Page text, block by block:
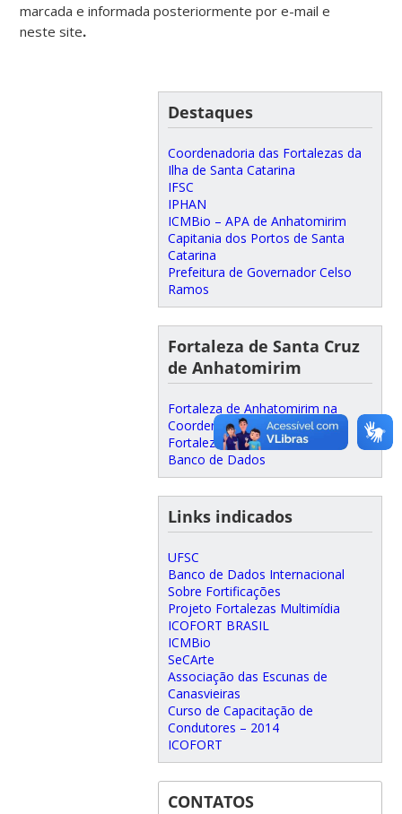
marcada e informada posteriormente por e-mail e
neste site.
Destaques
Coordenadoria das Fortalezas da
Ilha de Santa Catarina
IFSC
IPHAN
ICMBio – APA de Anhatomirim
Capitania dos Portos de Santa
Catarina
Prefeitura de Governador Celso
Ramos
Fortaleza de Santa Cruz
de Anhatomirim
Fortaleza de Anhatomirim na
Coordenadoria das Fortalezas
Fortaleza de Anhatomirim no
Banco de Dados
Links indicados
UFSC
Banco de Dados Internacional
Sobre Fortificações
Projeto Fortalezas Multimídia
ICOFORT BRASIL
ICMBio
SeCArte
Associação das Escunas de
Canasvieiras
Curso de Capacitação de
Condutores – 2014
ICOFORT
CONTATOS